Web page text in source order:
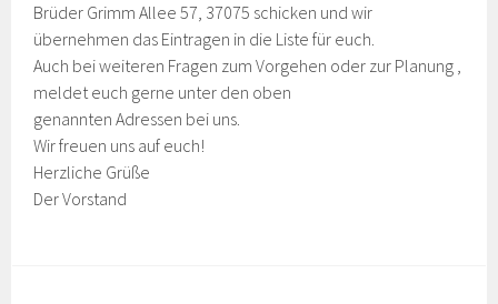
Brüder Grimm Allee 57, 37075 schicken und wir
übernehmen das Eintragen in die Liste für euch.
Auch bei weiteren Fragen zum Vorgehen oder zur Planung ,
meldet euch gerne unter den oben
genannten Adressen bei uns.
Wir freuen uns auf euch!
Herzliche Grüße
Der Vorstand